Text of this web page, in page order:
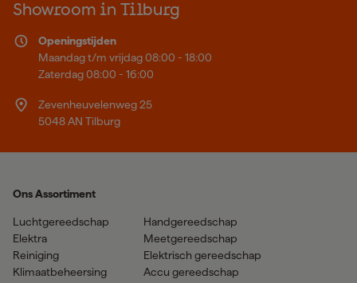
Showroom in Tilburg
Openingstijden
Maandag t/m vrijdag 08:00 - 18:00
Zaterdag 08:00 - 16:00
Zevenheuvelenweg 25
5048 AN Tilburg
Ons Assortiment
Luchtgereedschap
Elektra
Reiniging
Klimaatbeheersing
Handgereedschap
Meetgereedschap
Elektrisch gereedschap
Accu gereedschap